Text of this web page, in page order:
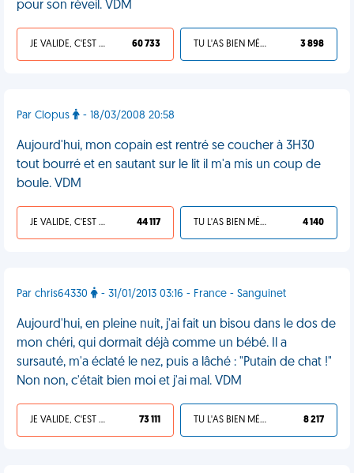
pour son réveil. VDM
JE VALIDE, C'EST UNE VDM 60 733 TU L'AS BIEN MÉRITÉ 3 898
Par Clopus - 18/03/2008 20:58
Aujourd'hui, mon copain est rentré se coucher à 3H30
tout bourré et en sautant sur le lit il m'a mis un coup de
boule. VDM
JE VALIDE, C'EST UNE VDM 44 117 TU L'AS BIEN MÉRITÉ 4 140
Par chris64330 - 31/01/2013 03:16 - France - Sanguinet
Aujourd'hui, en pleine nuit, j'ai fait un bisou dans le dos de
mon chéri, qui dormait déjà comme un bébé. Il a
sursauté, m'a éclaté le nez, puis a lâché : "Putain de chat !"
Non non, c'était bien moi et j'ai mal. VDM
JE VALIDE, C'EST UNE VDM 73 111 TU L'AS BIEN MÉRITÉ 8 217